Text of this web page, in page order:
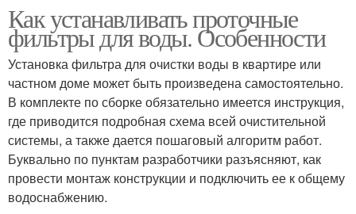
Как устанавливать проточные
фильтры для воды. Особенности
Установка фильтра для очистки воды в квартире или
частном доме может быть произведена самостоятельно.
В комплекте по сборке обязательно имеется инструкция,
где приводится подробная схема всей очистительной
системы, а также дается пошаговый алгоритм работ.
Буквально по пунктам разработчики разъясняют, как
провести монтаж конструкции и подключить ее к общему
водоснабжению.